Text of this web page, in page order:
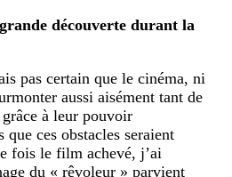
découverte durant la
pas certain que le cinéma, ni
aussi aisément tant de
à leur pouvoir
que ces obstacles seraient
fois le film achevé, j’ai
du « rêvoleur » parvient